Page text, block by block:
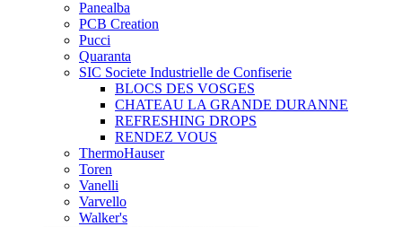
Panealba
PCB Creation
Pucci
Quaranta
SIC Societe Industrielle de Confiserie
BLOCS DES VOSGES
CHATEAU LA GRANDE DURANNE
REFRESHING DROPS
RENDEZ VOUS
ThermoHauser
Toren
Vanelli
Varvello
Walker's